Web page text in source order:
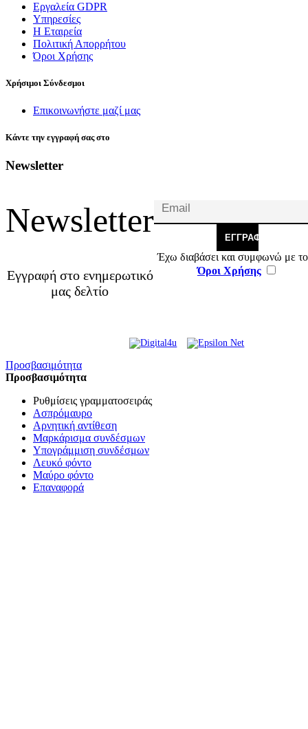
Εργαλεία GDPR
Υπηρεσίες
Η Εταιρεία
Πολιτική Απορρήτου
Όροι Χρήσης
Χρήσιμοι Σύνδεσμοι
Επικοινωνήστε μαζί μας
Κάντε την εγγραφή σας στο
Newsletter
Newsletter
Εγγραφή στο ενημερωτικό
μας δελτίο
ΕΓΓΡΑΦΉ
Έχω διαβάσει και συμφωνώ με
Όροι Χρήσης
Προσβασιμότητα
Προσβασιμότητα
Ρυθμίσεις γραμματοσειράς
Ασπρόμαυρο
Αρνητική αντίθεση
Μαρκάρισμα συνδέσμων
Υπογράμμιση συνδέσμων
Λευκό φόντο
Μαύρο φόντο
Επαναφορά